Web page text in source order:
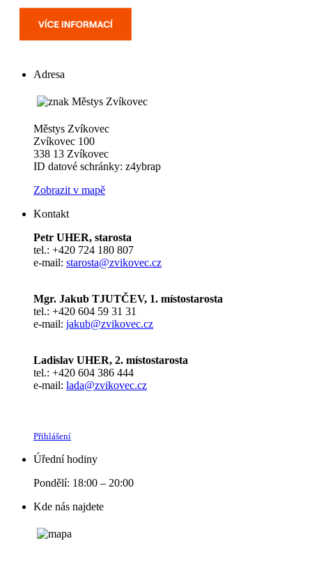
Adresa
Městys Zvíkovec
Zvíkovec 100
338 13 Zvíkovec
ID datové schránky: z4ybrap
Zobrazit v mapě
Kontakt
Petr UHER, starosta
tel.: +420 724 180 807
e-mail: starosta@zvikovec.cz
Mgr. Jakub TJUTČEV, 1. místostarosta
tel.: +420 604 59 31 31
e-mail: jakub@zvikovec.cz
Ladislav UHER, 2. místostarosta
tel.: +420 604 386 444
e-mail: lada@zvikovec.cz
Přihlášení
Úřední hodiny
Pondělí: 18:00 – 20:00
Kde nás najdete